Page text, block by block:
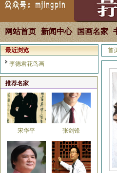
网站首页 新闻中心 国画名家
最近浏览
李德君花鸟画
推荐名家
张良
宋华平 张剑锋
首